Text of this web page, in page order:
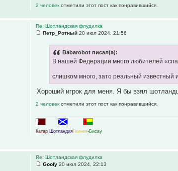
2 человекотметили этот пост как понравившийся.
Re: Шотландская флудилка
Петр_Ротный 20 июл 2024, 21:56
Babarobot писал(а):
В нашей Федерации много любителей
слишком много, зато реальный известный
Хороший игрок для меня. Я бы взял
2 человекотметили этот пост как понравившийся.
Катар ШотландияГвинея-Бисау
Re: Шотландская флудилка
Goofy 20 июл 2024, 22:13